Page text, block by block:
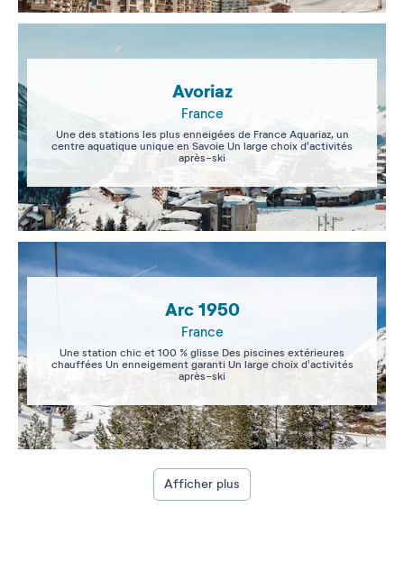
Avoriaz
France
Une des stations les plus enneigées de France Aquariaz, un
centre aquatique unique en Savoie Un large choix d'activités
après-ski
Arc 1950
France
Une station chic et 100 % glisse Des piscines extérieures
chauffées Un enneigement garanti Un large choix d'activités
après-ski
Afficher plus